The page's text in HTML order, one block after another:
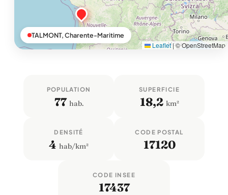
Leaflet |© OpenStreetMap
TALMONT, Charente-Maritime
POPULATION
77 hab.
SUPERFICIE
18,2 km²
DENSITÉ
4 hab/km²
CODE POSTAL
17120
CODE INSEE
17437